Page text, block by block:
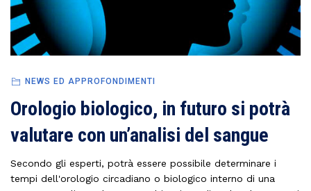
NEWS ED APPROFONDIMENTI
Orologio biologico, in futuro si potrà
valutare con un’analisi del sangue
Secondo gli esperti, potrà essere possibile determinare i
tempi dell'orologio circadiano o biologico interno di una